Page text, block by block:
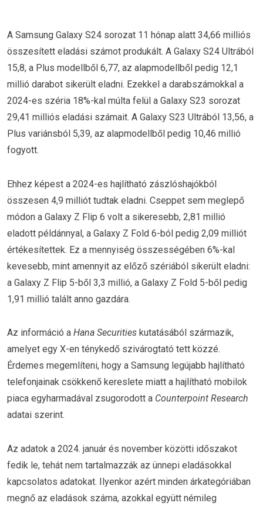
A Samsung Galaxy S24 sorozat 11 hónap alatt 34,66 milliós
összesített eladási számot produkált. A Galaxy S24 Ultrából
15,8, a Plus modellből 6,77, az alapmodellből pedig 12,1
millió darabot sikerült eladni. Ezekkel a darabszámokkal a
2024-es széria 18%-kal múlta felül a Galaxy S23 sorozat
29,41 milliós eladási számait. A Galaxy S23 Ultrából 13,56, a
Plus variánsból 5,39, az alapmodellből pedig 10,46 millió
fogyott.
Ehhez képest a 2024-es hajlítható zászlóshajókból
összesen 4,9 milliót tudtak eladni. Cseppet sem meglepő
módon a Galaxy Z Flip 6 volt a sikeresebb, 2,81 millió
eladott példánnyal, a Galaxy Z Fold 6-ból pedig 2,09 milliót
értékesítettek. Ez a mennyiség összességében 6%-kal
kevesebb, mint amennyit az előző szériából sikerült eladni:
a Galaxy Z Flip 5-ből 3,3 millió, a Galaxy Z Fold 5-ből pedig
1,91 millió talált anno gazdára.
Az információ a Hana Securities kutatásából származik,
amelyet egy X-en ténykedő szivárogtató tett közzé.
Érdemes megemlíteni, hogy a Samsung legújabb hajlítható
telefonjainak csökkenő kereslete miatt a hajlítható mobilok
piaca egyharmadával zsugorodott a Counterpoint Research
adatai szerint.
Az adatok a 2024. január és november közötti időszakot
fedik le, tehát nem tartalmazzák az ünnepi eladásokkal
kapcsolatos adatokat. Ilyenkor azért minden árkategóriában
megnő az eladások száma, azokkal együtt némileg